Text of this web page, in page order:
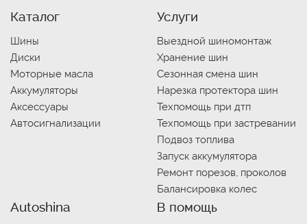
Каталог
Шины
Диски
Моторные масла
Аккумуляторы
Аксессуары
Автосигнализации
Услуги
Выездной шиномонтаж
Хранение шин
Сезонная смена шин
Нарезка протектора шин
Техпомощь при дтп
Техпомощь при застревании
Подвоз топлива
Запуск аккумулятора
Ремонт порезов, проколов
Балансировка колес
Autoshina В помощь